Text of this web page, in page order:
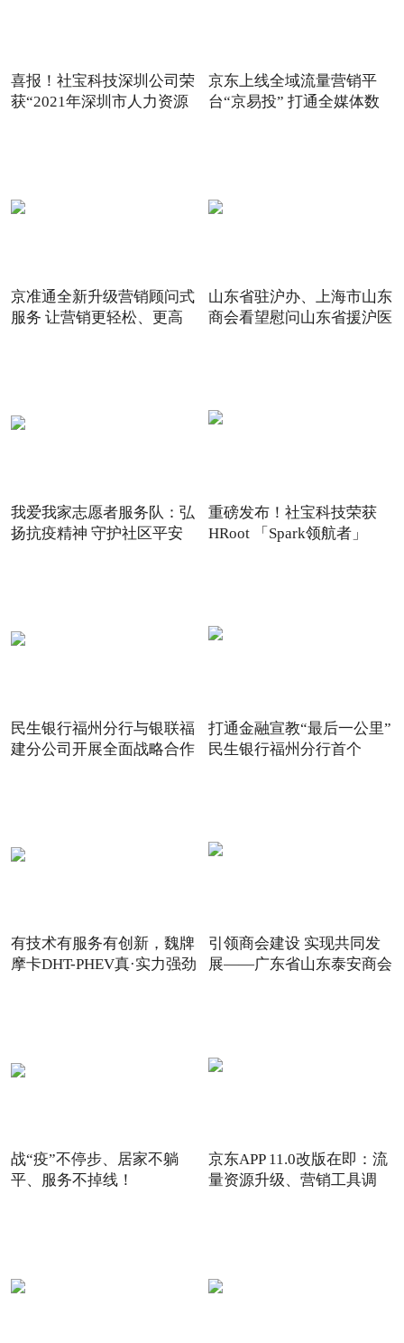
喜报！社宝科技深圳公司荣
获“2021年深圳市人力资源
京东上线全域流量营销平
台“京易投” 打通全媒体数
京准通全新升级营销顾问式
服务 让营销更轻松、更高
山东省驻沪办、上海市山东
商会看望慰问山东省援沪医
我爱我家志愿者服务队：弘
扬抗疫精神 守护社区平安
重磅发布！社宝科技荣获
HRoot 「Spark领航者」
民生银行福州分行与银联福
建分公司开展全面战略合作
打通金融宣教“最后一公里”
民生银行福州分行首个
有技术有服务有创新，魏牌
摩卡DHT-PHEV真·实力强劲
引领商会建设 实现共同发
展——广东省山东泰安商会
战“疫”不停步、居家不躺
平、服务不掉线！
京东APP 11.0改版在即：流
量资源升级、营销工具调